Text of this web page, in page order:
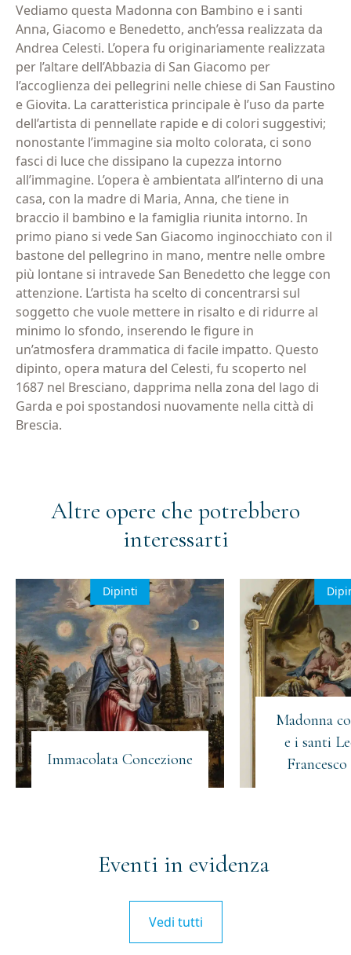
Vediamo questa Madonna con Bambino e i santi
Anna, Giacomo e Benedetto, anch’essa realizzata da
Andrea Celesti. L’opera fu originariamente realizzata
per l’altare dell’Abbazia di San Giacomo per
l’accoglienza dei pellegrini nelle chiese di San Faustino
e Giovita. La caratteristica principale è l’uso da parte
dell’artista di pennellate rapide e di colori suggestivi;
nonostante l’immagine sia molto colorata, ci sono
fasci di luce che dissipano la cupezza intorno
all’immagine. L’opera è ambientata all’interno di una
casa, con la madre di Maria, Anna, che tiene in
braccio il bambino e la famiglia riunita intorno. In
primo piano si vede San Giacomo inginocchiato con il
bastone del pellegrino in mano, mentre nelle ombre
più lontane si intravede San Benedetto che legge con
attenzione. L’artista ha scelto di concentrarsi sul
soggetto che vuole mettere in risalto e di ridurre al
minimo lo sfondo, inserendo le figure in
un’atmosfera drammatica di facile impatto. Questo
dipinto, opera matura del Celesti, fu scoperto nel
1687 nel Bresciano, dapprima nella zona del lago di
Garda e poi spostandosi nuovamente nella città di
Brescia.
Altre opere che potrebbero
interessarti
Immacolata Concezione
Dipinti
Madonna
e i santi
Eventi in evidenza
Vedi tutti